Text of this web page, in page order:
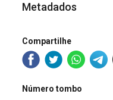
Metadados
Compartilhe
Número tombo